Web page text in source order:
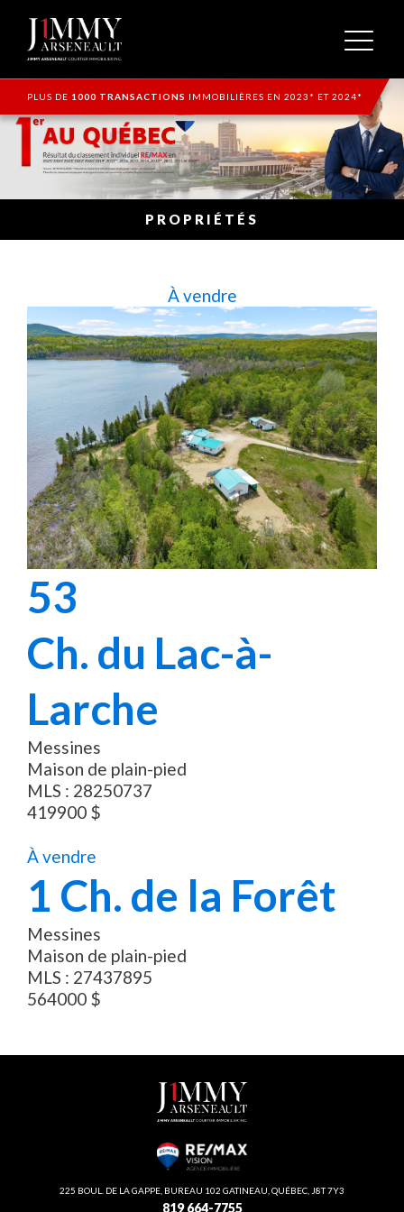
PLUS DE 1000 TRANSACTIONS IMMOBILIÈRES EN 2023* ET 2024*
PROPRIÉTÉS
À vendre
53
Ch. du Lac-à-
Larche
Messines
Maison de plain-pied
MLS : 28250737
419900 $
À vendre
1 Ch. de la Forêt
Messines
Maison de plain-pied
MLS : 27437895
564000 $
225 BOUL. DE LA GAPPE, BUREAU 102 GATINEAU, QUÉBEC, J8T 7Y3
819 664-7755